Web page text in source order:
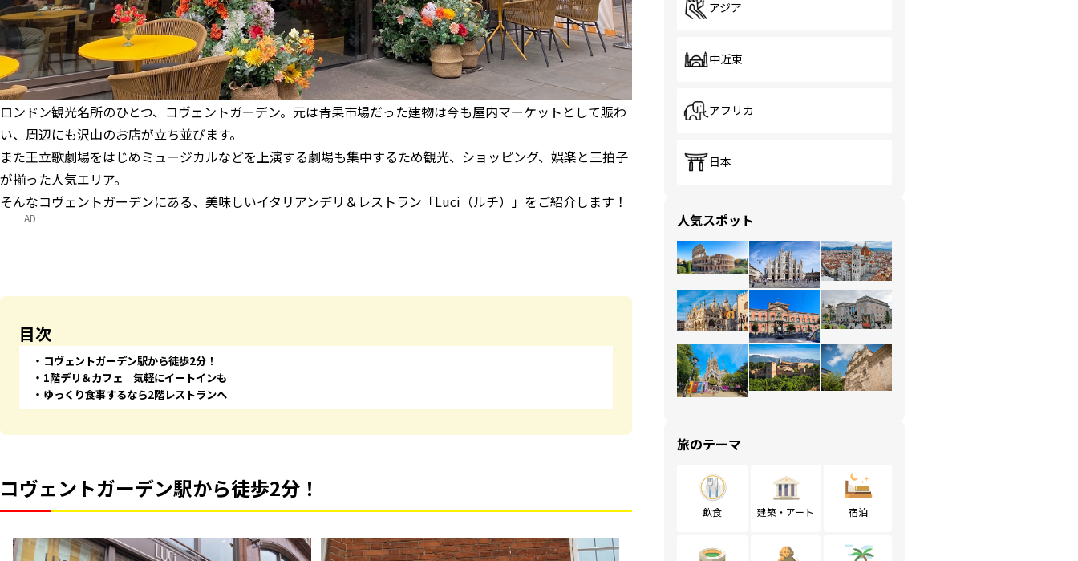
ロンドン観光名所のひとつ、コヴェントガーデン。元は青果市場だった建物は今も屋内マーケットとして賑わ
い、周辺にも沢山のお店が立ち並びます。
また王立歌劇場をはじめミュージカルなどを上演する劇場も集中するため観光、ショッピング、娯楽と三拍子
が揃った人気エリア。
そんなコヴェントガーデンにある、美味しいイタリアンデリ＆レストラン「Luci（ルチ）」をご紹介します！
AD
目次
コヴェントガーデン駅から徒歩2分！
1階デリ＆カフェ 気軽にイートインも
ゆっくり食事するなら2階レストランへ
コヴェントガーデン駅から徒歩2分！
アジア
中近東
アフリカ
日本
人気スポット
旅のテーマ
飲食 建築・アート 宿泊